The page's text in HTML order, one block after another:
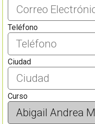
Teléfono
Ciudad
Curso